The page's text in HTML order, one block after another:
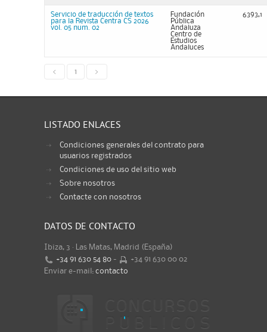
Servicio de traducción de textos
para la Revista Centra CS 2026
vol. 05 num. 02
Fundación
Pública
Andaluza
Centro de
Estudios
Andaluces
6393,1
< 1 >
LISTADO ENLACES
Condiciones generales del contrato para
usuarios registrados
Condiciones de uso del sitio web
Sobre nosotros
Contacte con nosotros
DATOS DE CONTACTO
Ibiza, 3 · Las Matas, Madrid (España)
+34 91 630 54 80 -
+34 91 630 00 02
Enviar e-mail: contacto